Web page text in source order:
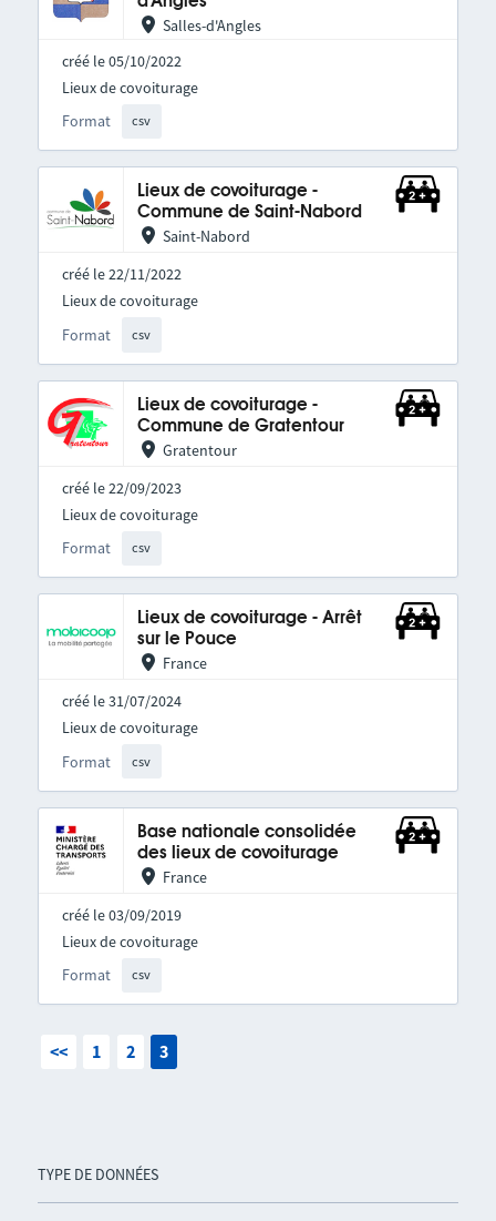
TYPE DE DONNÉES
Salles-d'Angles
créé le 05/10/2022
Format csv
Lieux de covoiturage
Lieux de covoiturage -
Commune de Saint-Nabord
Saint-Nabord
créé le 22/11/2022
Format csv
Lieux de covoiturage
Lieux de covoiturage -
Commune de Gratentour
Gratentour
créé le 22/09/2023
Format csv
Lieux de covoiturage
Lieux de covoiturage - Arrêt
sur le Pouce
France
créé le 31/07/2024
Format csv
Lieux de covoiturage
Base nationale consolidée
des lieux de covoiturage
France
créé le 03/09/2019
Format csv
Lieux de covoiturage
<< 1 2 3